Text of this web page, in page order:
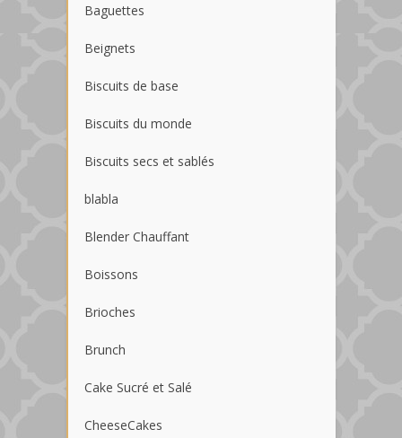
Baguettes
Beignets
Biscuits de base
Biscuits du monde
Biscuits secs et sablés
blabla
Blender Chauffant
Boissons
Brioches
Brunch
Cake Sucré et Salé
CheeseCakes